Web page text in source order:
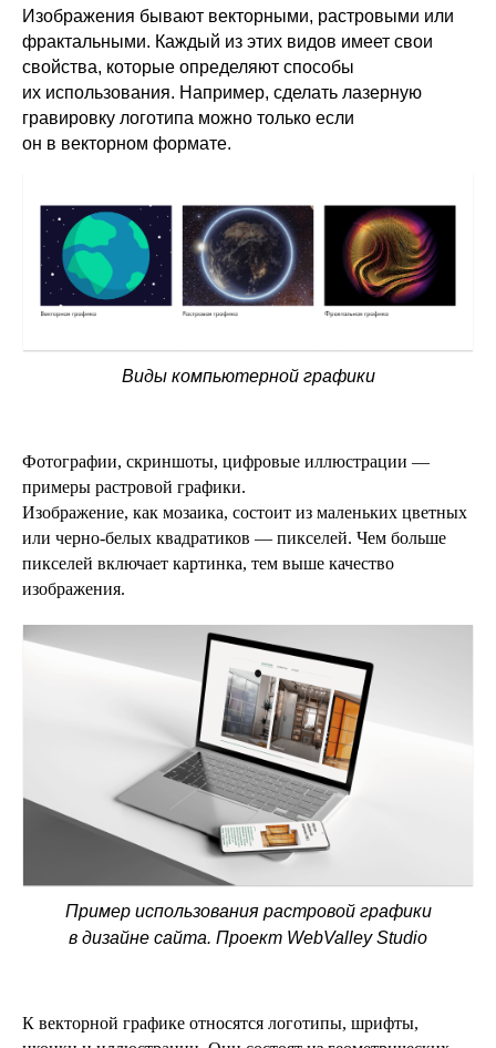
Изображения бывают векторными, растровыми или
фрактальными. Каждый из этих видов имеет свои
свойства, которые определяют способы
их использования. Например, сделать лазерную
гравировку логотипа можно только если
он в векторном формате.
Виды компьютерной графики
Фотографии, скриншоты, цифровые иллюстрации —
примеры растровой графики.
Изображение, как мозаика, состоит из маленьких цветных
или черно-белых квадратиков — пикселей. Чем больше
пикселей включает картинка, тем выше качество
изображения.
Пример использования растровой графики
в дизайне сайта. Проект WebValley Studio
К векторной графике относятся логотипы, шрифты,